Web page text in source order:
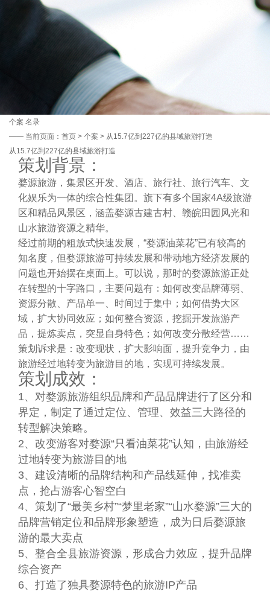
个案 名录
—— 当前页面： 首页 > 个案 > 从15.7亿到227亿的县域旅游打造
从15.7亿到227亿的县域旅游打造
策划背景：
婺源旅游，集景区开发、酒店、旅行社、旅行汽车、文
化娱乐为一体的综合性集团。旗下有多个国家4A级旅游
区和精品风景区，涵盖婺源古建古村、赣皖田园风光和
山水旅游资源之精华。
经过前期的粗放式快速发展，“婺源油菜花”已有较高的
知名度，但婺源旅游可持续发展和带动地方经济发展的
问题也开始摆在桌面上。可以说，那时的婺源旅游正处
在转型的十字路口，主要问题有：如何改变品牌薄弱、
资源分散、产品单一、时间过于集中；如何借势大区
域，扩大协同效应；如何整合资源，挖掘开发旅游产
品，提炼卖点，突显自身特色；如何改变分散经营……
策划诉求是：改变现状，扩大影响面，提升竞争力，由
旅游经过地转变为旅游目的地，实现可持续发展。
策划成效：
1、对婺源旅游组织品牌和产品品牌进行了区分和
界定，制定了通过定位、管理、效益三大路径的
转型解决策略。
2、改变游客对婺源“只看油菜花”认知，由旅游经
过地转变为旅游目的地
3、建设清晰的品牌结构和产品线延伸，找准卖
点，抢占游客心智空白
4、策划了“最美乡村”“梦里老家”“山水婺源”三大的
品牌营销定位和品牌形象塑造，成为日后婺源旅
游的最大卖点
5、整合全县旅游资源，形成合力效应，提升品牌
综合资产
6、打造了独具婺源特色的旅游IP产品